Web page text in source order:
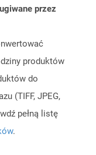
przez
produktów
do
(TIFF, JPEG,
pełną listę
.